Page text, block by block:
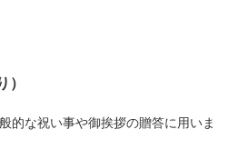
的な祝い事や御挨拶の贈答に用いま